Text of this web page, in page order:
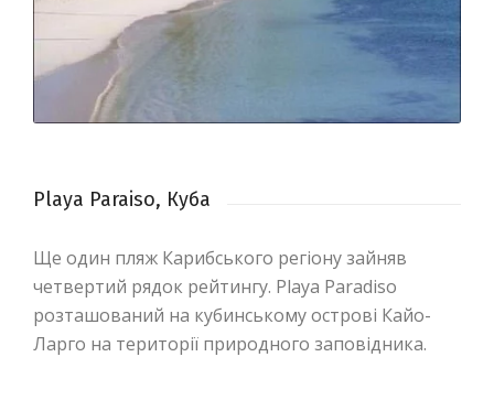
Playa Paraiso, Куба
Ще один пляж Карибського регіону зайняв
четвертий рядок рейтингу. Playa Paradiso
розташований на кубинському острові Кайо-
Ларго на території природного заповідника.